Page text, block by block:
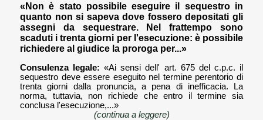
«Non è stato possibile eseguire il sequestro in
quanto non si sapeva dove fossero depositati gli
assegni da sequestrare. Nel frattempo sono
scaduti i trenta giorni per l'esecuzione: è possibile
richiedere al giudice la proroga per...»
Consulenza legale: «Ai sensi dell' art. 675 del c.p.c. il
sequestro deve essere eseguito nel termine perentorio di
trenta giorni dalla pronuncia, a pena di inefficacia. La
norma, tuttavia, non richiede che entro il termine sia
conclusa l'esecuzione,...»
(continua a leggere)